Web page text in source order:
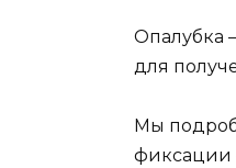
Опалубка
для
Мы
фиксации